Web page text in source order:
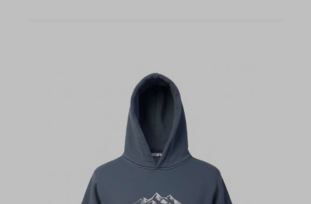
Schonwaschgang bei 30 Grad! Nicht im
Wäschetrockner trocknen!